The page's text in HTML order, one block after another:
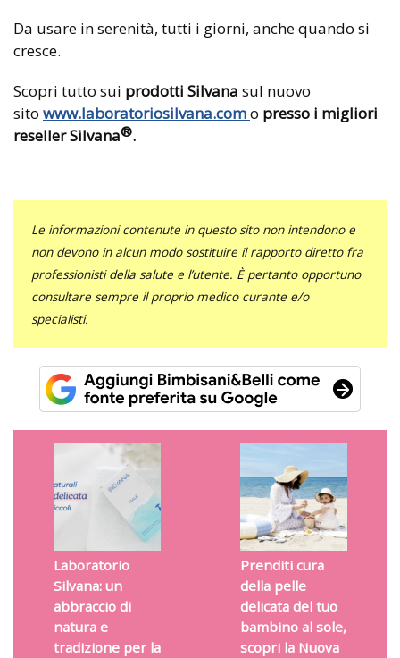
Da usare in serenità, tutti i giorni, anche quando si
cresce.
Scopri tutto sui prodotti Silvana sul nuovo
sito www.laboratoriosilvana.como presso i migliori
reseller Silvana®.
Le informazioni contenute in questo sito non intendono e
non devono in alcun modo sostituire il rapporto diretto fra
professionisti della salute e l’utente. È pertanto opportuno
consultare sempre il proprio medico curante e/o
specialisti.
Laboratorio
Silvana: un
abbraccio di
natura e
tradizione per la
Prenditi cura
della pelle
delicata del tuo
bambino al sole,
scopri la Nuova